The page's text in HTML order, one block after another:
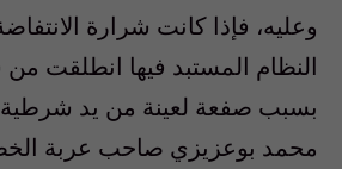
وعليه، فإذا كانت شرارة
النظام المستبد فيها انطلقت
بسبب صفعة لعينة من يد شرطية
محمد بوعزيزي صاحب عربة